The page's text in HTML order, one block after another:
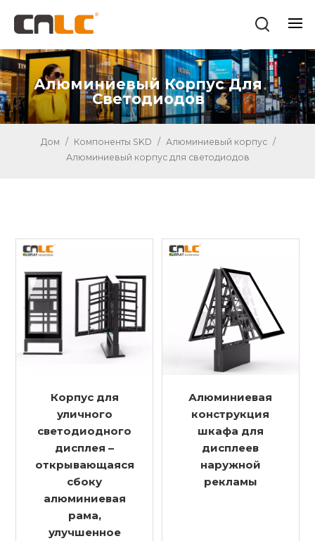
Алюминиевый Корпус Для
Светодиодов
Дом / Компоненты SKD / Алюминиевый корпус /
Алюминиевый корпус для светодиодов
Корпус для
уличного
светодиодного
дисплея –
открывающаяся
сбоку
алюминиевая
рама,
улучшенное
Алюминиевая
конструкция
шкафа для
дисплеев
наружной
рекламы